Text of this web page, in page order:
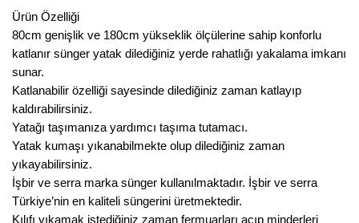
Ürün Özelliği
80cm genişlik ve 180cm yükseklik ölçülerine sahip konforlu
katlanır sünger yatak dilediğiniz yerde rahatlığı yakalama imkanı
sunar.
Katlanabilir özelliği sayesinde dilediğiniz zaman katlayıp
kaldırabilirsiniz.
Yatağı taşımanıza yardımcı taşıma tutamacı.
Yatak kumaşı yıkanabilmekte olup dilediğiniz zaman
yıkayabilirsiniz.
İşbir ve serra marka sünger kullanılmaktadır. İşbir ve serra
Türkiye’nin en kaliteli süngerini üretmektedir.
Kılıfı yıkamak istediğiniz zaman fermuarları açıp minderleri